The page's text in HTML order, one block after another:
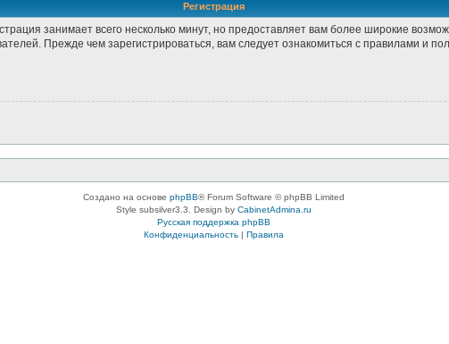
Регистрация
занимает всего несколько минут, но предоставляет вам более широкие
Прежде чем зарегистрироваться, вам следует ознакомиться с правилами и
Создано на основе phpBB® Forum Software © phpBB Limited
Style subsilver3.3. Design by CabinetAdmina.ru
Русская поддержка phpBB
Конфиденциальность| Правила